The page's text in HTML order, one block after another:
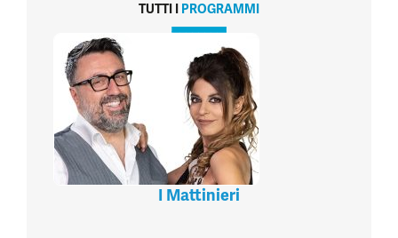
TUTTI I PROGRAMMI
I Mattinieri